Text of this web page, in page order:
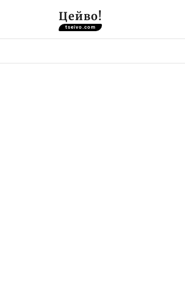
Цейво!
tseivo.com